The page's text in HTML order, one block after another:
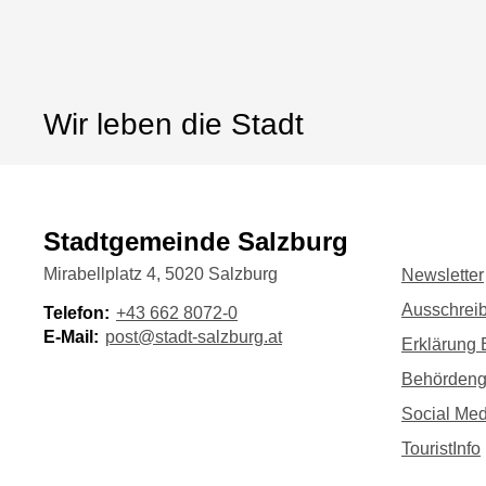
Wir leben die Stadt
Stadtgemeinde Salzburg
Mirabellplatz 4, 5020 Salzburg
Telefon: +43 662 8072-0
E-Mail: post@stadt-salzburg.at
Newsletter
Erklärung
Social
TouristInfo